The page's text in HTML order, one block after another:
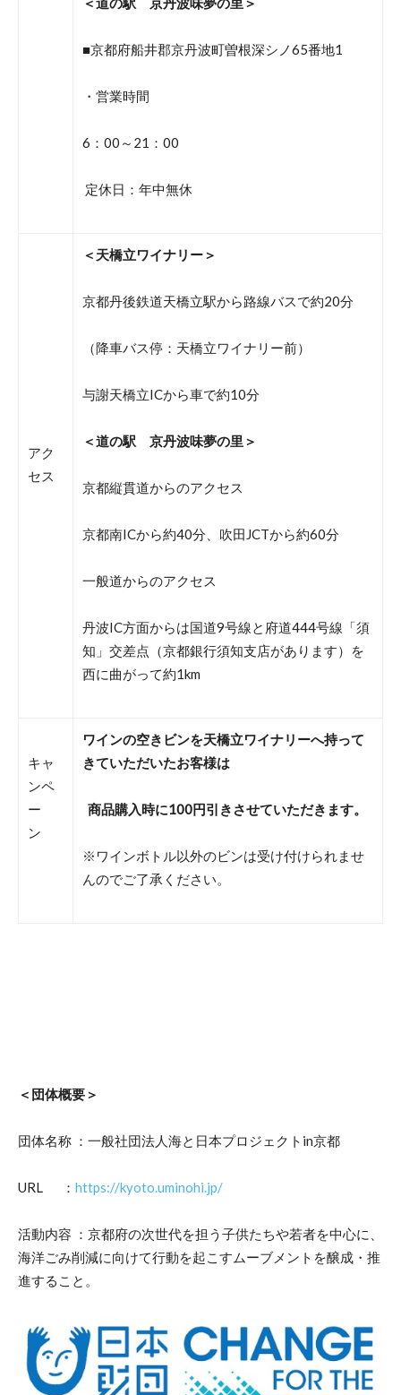
■京都府船井郡京丹波町曽根深シノ65番地1
・営業時間
6：00～21：00
定休日：年中無休
アク
セス
＜天橋立ワイナリー＞
京都丹後鉄道天橋立駅から路線バスで約20分
（降車バス停：天橋立ワイナリー前）
与謝天橋立ICから車で約10分
＜道の駅 京丹波味夢の里＞
京都縦貫道からのアクセス
京都南ICから約40分、吹田JCTから約60分
一般道からのアクセス
丹波IC方面からは国道9号線と府道444号線「須
知」交差点（京都銀行須知支店があります）を
西に曲がって約1km
キャ
ンペ
ー
ン
ワインの空きビンを天橋立ワイナリーへ持って
きていただいたお客様は
商品購入時に100円引きさせていただきます。
※ワインボトル以外のビンは受け付けられませ
んのでご了承ください。
＜団体概要＞
団体名称 ：一般社団法人海と日本プロジェクトin京都
URL ： https://kyoto.uminohi.jp/
活動内容 ：京都府の次世代を担う子供たちや若者を中心に、
海洋ごみ削減に向けて行動を起こすムーブメントを醸成・推
進すること。